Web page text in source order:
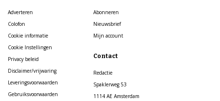
Adverteren
Colofon
Cookie informatie
Cookie Instellingen
Privacy beleid
Disclaimer/vrijwaring
Leveringsvoorwaarden
Gebruiksvoorwaarden
Abonneren
Nieuwsbrief
Mijn account
Contact
Redactie
Spaklerweg 53
1114 AE Amsterdam